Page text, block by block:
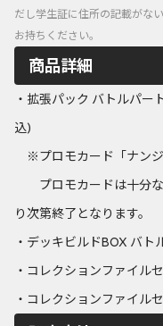
だし学生証に住所の記載がな
お持ちください。
商品詳細
・拡張パック バトルパ
込)
※プロモカード「ナンジ
プロモカードは十分な
り次第終了となります。
・デッキビルドBOX バ
・コレクションファイ
・コレクションファイ